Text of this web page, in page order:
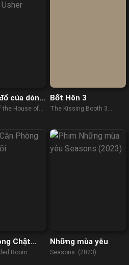
của dòng
the House of
Bốt Hôn 3
The Kissing Booth 3
Chật
Room
Những mùa yêu
Seasons (2023)